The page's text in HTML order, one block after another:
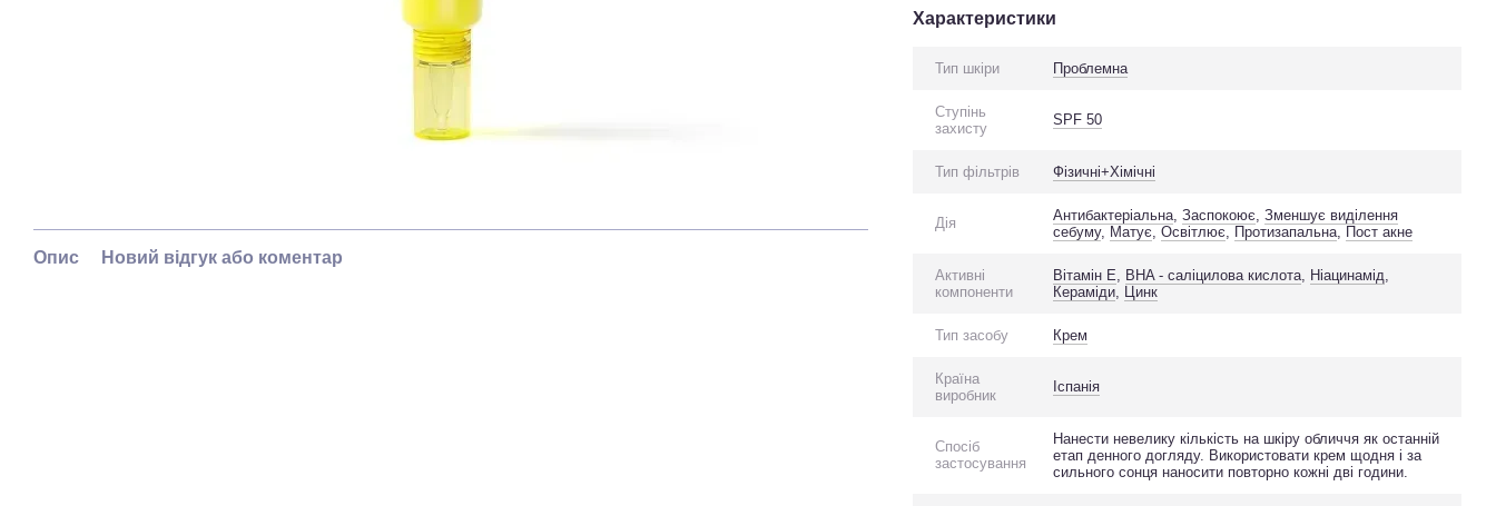
Опис Новий відгук або коментар
Характеристики
Тип шкіри Проблемна
Ступінь
захисту
SPF 50
Тип фільтрів Фізичні+Хімічні
Дія Антибактеріальна,Заспокоює,Зменшує виділення
себуму, Матує,Освітлює, Протизапальна, Пост акне
Активні
компоненти
Вітамін Е, BHA - саліцилова кислота, Ніацинамід,
Кераміди, Цинк
Тип засобу Крем
Країна
виробник
Іспанія
Спосіб
застосування
Нанести невелику кількість на шкіру обличчя як останній
етап денного догляду. Використовати крем щодня і за
сильного сонця наносити повторно кожні дві години.